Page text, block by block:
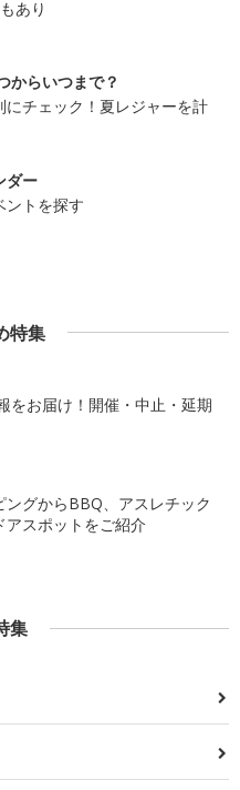
あり
からいつまで？
チェック！夏レジャーを計
ダー
ントを探す
特集
をお届け！開催・中止・延期
ングからBBQ、アスレチック
アスポットをご紹介
集